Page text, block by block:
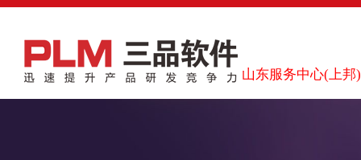
山东服务中心(上邦)